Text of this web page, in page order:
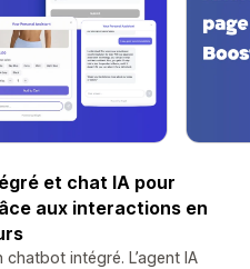
et chat IA pour
aux interactions en
chatbot intégré. L’agent IA